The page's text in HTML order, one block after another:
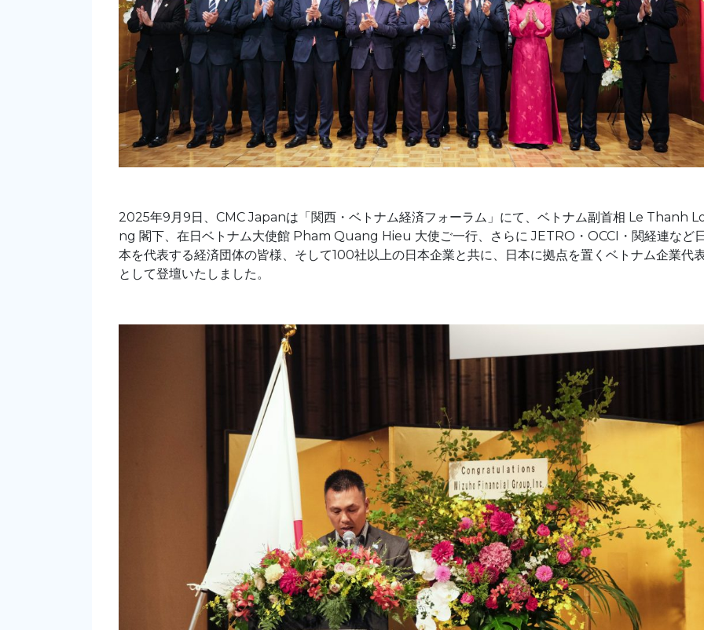
2025年9月9日、CMCJapanは「関西・ベトナム経済フォーラム」にて、ベトナム副首相 Le Thanh
ng 閣下、在日ベトナム大使館 Pham Quang Hieu 大使ご一行、
さらに JETRO・OCCI・関経連など
本を代表する経済団体の皆様、そして100社以上の日本企業と共に、日本に拠点を置くベトナム企業代
として登壇いたしました。